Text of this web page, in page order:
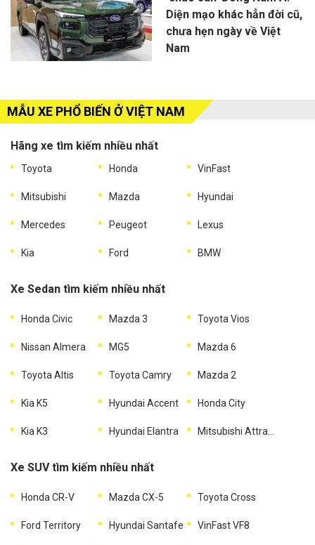
Diện mạo khác hẳn đời cũ,
chưa hẹn ngày về Việt
Nam
MẪU XE PHỔ BIẾN Ở VIỆT NAM
Hãng xe tìm kiếm nhiều nhất
Toyota Honda VinFast
Mitsubishi Mazda Hyundai
Mercedes Peugeot Lexus
Kia Ford BMW
Xe Sedan tìm kiếm nhiều nhất
Honda Civic Mazda 3 Toyota Vios
Nissan Almera MG5 Mazda 6
Toyota Altis Toyota Camry Mazda 2
Kia K5 Hyundai Accent Honda City
Kia K3 Hyundai Elantra
Xe SUV tìm kiếm nhiều nhất
Honda CR-V Mazda CX-5 Toyota Cross
Ford Territory Hyundai Santafe VinFast VF8